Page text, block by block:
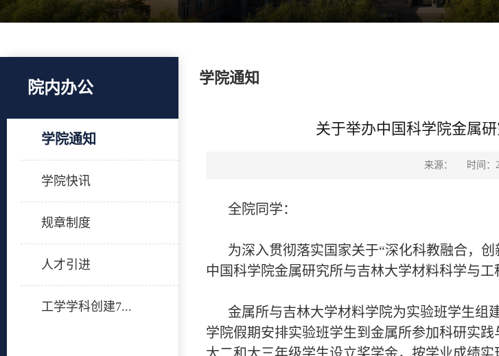
院内办公
学院通知
学院快讯
规章制度
人才引进
工学学科创建7...
学院通知
关于举办中国科学院金属
来源： 时间：
全院同学：
为深入贯彻落实国家关于“深化科教融合，
中国科学院金属研究所与吉林大学材料科学与
金属所与吉林大学材料学院为实验班学生组
学院假期安排实验班学生到金属所参加科研实